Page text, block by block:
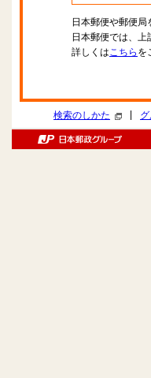
日本郵便や郵便
日本郵便では、
詳しくはこちら を
検索のしかた